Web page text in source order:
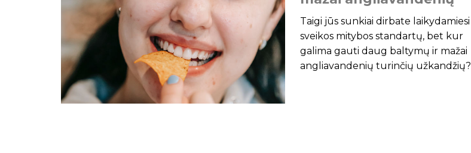
Taigi jūs sunkiai dirbate laikydamiesi
sveikos mitybos standartų, bet kur
galima gauti daug baltymų ir mažai
angliavandenių turinčių užkandžių?